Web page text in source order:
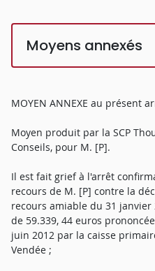
Moyens annexés
MOYEN ANNEXE au présent
Moyen produit par la SCP
Conseils, pour M. [P].
Il est fait grief à l'arrêt
recours de M. [P] contre la
recours amiable du 31
de 59.339, 44 euros
juin 2012 par la caisse
Vendée ;